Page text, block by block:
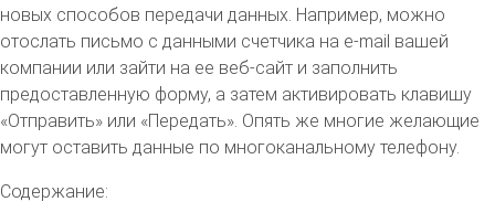
новых способов передачи данных. Например, можно
отослать письмо с данными счетчика на e-mail вашей
компании или зайти на ее веб-сайт и заполнить
предоставленную форму, а затем активировать клавишу
«Отправить» или «Передать». Опять же многие желающие
могут оставить данные по многоканальному телефону.
Содержание: